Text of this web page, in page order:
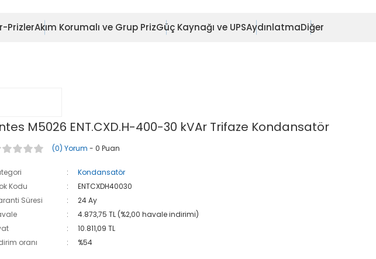
PrizlerAkım Korumalı ve Grup PrizGüç Kaynağı ve UPSAydınlatmaDiğer
M5026 ENT.CXD.H-400-30 kVAr Trifaze Kondansatör
(0) Yorum - 0 Puan
Kondansatör
Kodu
ENTCXDH40030
Süresi
24 Ay
4.873,75 TL (%2,00 havale indirimi)
10.811,09 TL
oranı
%54